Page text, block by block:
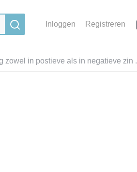
Inloggen Registreren
zowel in postieve als in negatieve zin .